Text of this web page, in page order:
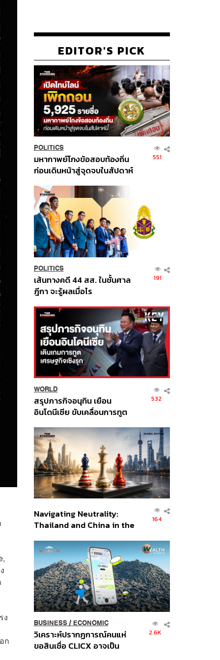
ง
ก
EDITOR'S PICK
POLITICS
มหากาพย์โกงข้อสอบท้องถิ่น
ก่อนเดินหน้าสู่จุดจบในสัปดาห์
551
POLITICS
เส้นทางคดี 44 สส. ในชั้นศาล
ฎีกา จะรู้ผลเมื่อไร
191
WORLD
สรุปภารกิจอนุทิน เยือน
อินโดนีเซีย ขับเคลื่อนการทูต
ส่วนยุทธศาสตร์ไทย –
อินโดนีเซีย
532
Navigating Neutrality:
Thailand and China in the
Order
164
BUSINESS/ ECONOMIC
วิเคราะห์ปรากฏการณ์คนแห่
ขอสินเชื่อ CLICX อาจเป็น
2.6K